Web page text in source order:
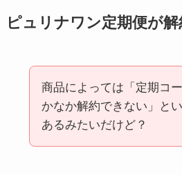
ピュリナワン定期便が
商品によっては「定期コ
かなか解約できない」と
あるみたいだけど？